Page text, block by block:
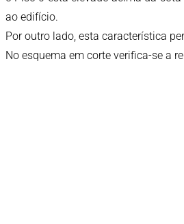
ao edifício.
Por outro lado, esta característica
No esquema em corte verifica-se a